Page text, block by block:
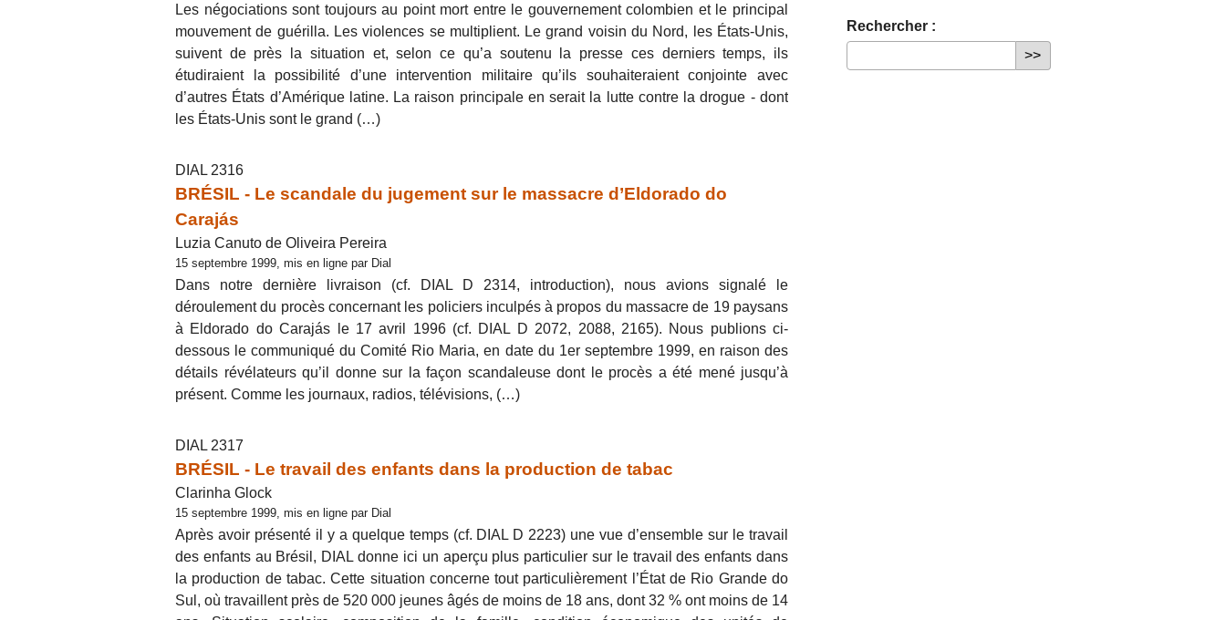
Les négociations sont toujours au point mort entre le gouvernement colombien et le principal
mouvement de guérilla. Les violences se multiplient. Le grand voisin du Nord, les États-Unis,
suivent de près la situation et, selon ce qu’a soutenu la presse ces derniers temps, ils
étudiraient la possibilité d’une intervention militaire qu’ils souhaiteraient conjointe avec
d’autres États d’Amérique latine. La raison principale en serait la lutte contre la drogue - dont
les États-Unis sont le grand (…)
DIAL 2316
BRÉSIL - Le scandale du jugement sur le massacre d’Eldorado do
Carajás
Luzia Canuto de Oliveira Pereira
15 septembre 1999, mis en ligne par Dial
Dans notre dernière livraison (cf. DIAL D 2314, introduction), nous avions signalé le
déroulement du procès concernant les policiers inculpés à propos du massacre de 19 paysans
à Eldorado do Carajás le 17 avril 1996 (cf. DIAL D 2072, 2088, 2165). Nous publions ci-
dessous le communiqué du Comité Rio Maria, en date du 1er septembre 1999, en raison des
détails révélateurs qu’il donne sur la façon scandaleuse dont le procès a été mené jusqu’à
présent. Comme les journaux, radios, télévisions, (…)
DIAL 2317
BRÉSIL - Le travail des enfants dans la production de tabac
Clarinha Glock
15 septembre 1999, mis en ligne par Dial
Après avoir présenté il y a quelque temps (cf. DIAL D 2223) une vue d’ensemble sur le travail
des enfants au Brésil, DIAL donne ici un aperçu plus particulier sur le travail des enfants dans
la production de tabac. Cette situation concerne tout particulièrement l’État de Rio Grande do
Sul, où travaillent près de 520 000 jeunes âgés de moins de 18 ans, dont 32 % ont moins de 14
Rechercher :